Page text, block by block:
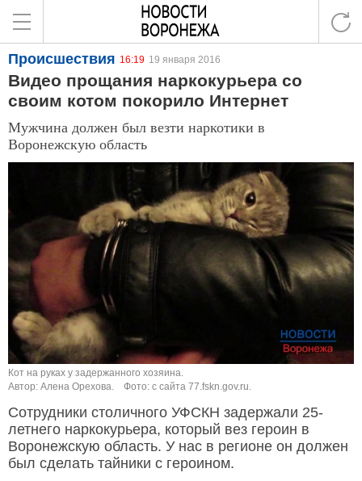
Происшествия 16:19 19 января 2016
Видео прощания наркокурьера со
своим котом покорило Интернет
Мужчина должен был везти наркотики в
Воронежскую область
Кот на руках у задержанного хозяина.
Автор: Алена Орехова.
Фото: с сайта 77.fskn.gov.ru.
Сотрудники столичного УФСКН задержали 25-
летнего наркокурьера, который вез героин в
Воронежскую область. У нас в регионе он должен
был сделать тайники с героином.